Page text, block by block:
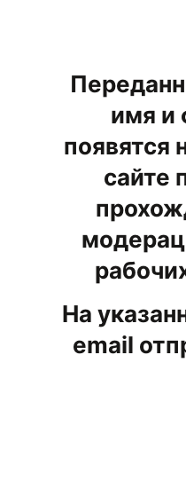
имя и
появятся
сайте
На
email